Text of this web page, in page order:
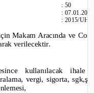
:50
:
:2015/
Makam Aracında ve
verilecektir.
kullanılacak
vergi, sigorta,